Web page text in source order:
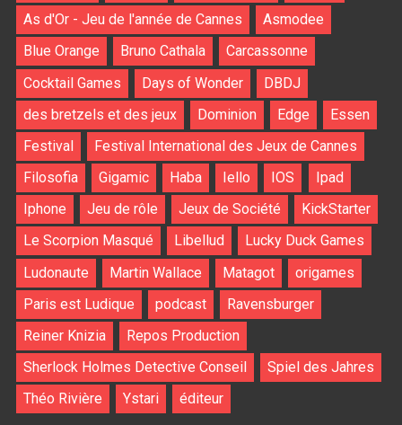
As d'Or - Jeu de l'année de Cannes
Asmodee
Blue Orange
Bruno Cathala
Carcassonne
Cocktail Games
Days of Wonder
DBDJ
des bretzels et des jeux
Dominion Edge
Essen
Festival
Festival International des Jeux de Cannes
Filosofia
Gigamic Haba Iello IOS
Ipad
Iphone
Jeu de rôle Jeux de Société
KickStarter
Le Scorpion Masqué
Libellud
Lucky Duck Games
Ludonaute
Martin Wallace Matagot
origames
Paris est Ludique
podcast
Ravensburger
Reiner Knizia
Repos Production
Sherlock Holmes Detective Conseil
Spiel des Jahres
Théo Rivière
Ystari éditeur